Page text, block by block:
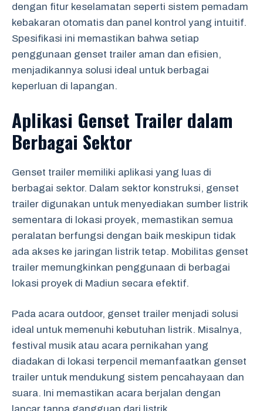
dengan fitur keselamatan seperti sistem pemadam
kebakaran otomatis dan panel kontrol yang intuitif.
Spesifikasi ini memastikan bahwa setiap
penggunaan genset trailer aman dan efisien,
menjadikannya solusi ideal untuk berbagai
keperluan di lapangan.
Aplikasi Genset Trailer dalam
Berbagai Sektor
Genset trailer memiliki aplikasi yang luas di
berbagai sektor. Dalam sektor konstruksi, genset
trailer digunakan untuk menyediakan sumber listrik
sementara di lokasi proyek, memastikan semua
peralatan berfungsi dengan baik meskipun tidak
ada akses ke jaringan listrik tetap. Mobilitas genset
trailer memungkinkan penggunaan di berbagai
lokasi proyek di Madiun secara efektif.
Pada acara outdoor, genset trailer menjadi solusi
ideal untuk memenuhi kebutuhan listrik. Misalnya,
festival musik atau acara pernikahan yang
diadakan di lokasi terpencil memanfaatkan genset
trailer untuk mendukung sistem pencahayaan dan
suara. Ini memastikan acara berjalan dengan